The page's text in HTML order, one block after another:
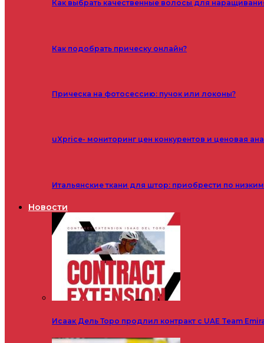
Как выбрать качественные волосы для
Как подобрать прическу онлайн?
Прическа на фотосессию: пучок или локоны?
uXprice- мониторинг цен конкурентов и ценовая
Итальянские ткани для штор: приобрести по
Новости
Исаак Дель Торо продлил контракт с UAE Team